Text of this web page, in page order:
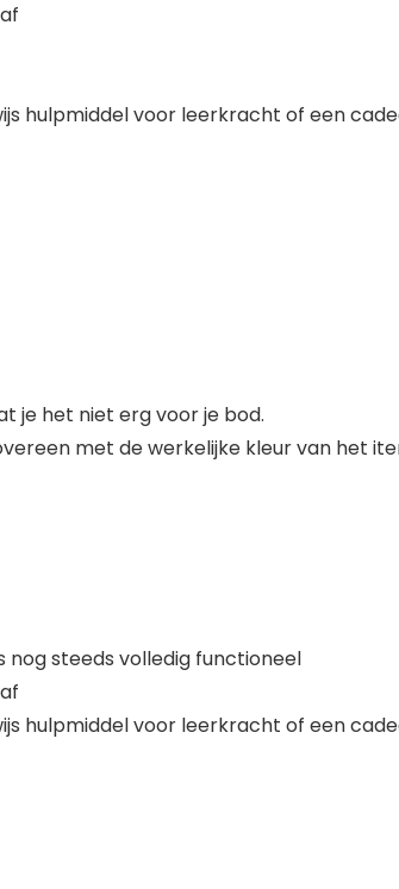
hulpmiddel voor leerkracht of een
je het niet erg voor je bod.
met de werkelijke kleur van het
nog steeds volledig functioneel
hulpmiddel voor leerkracht of een